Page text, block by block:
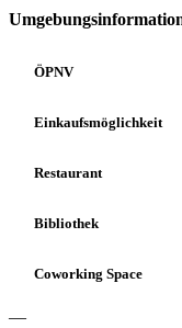
ÖPNV
Einkaufsmöglichkeit
Restaurant
Bibliothek
Coworking Space
—